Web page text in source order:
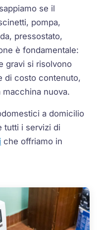
se il
pompa,
pressostato,
è fondamentale:
gravi si risolvono
di costo contenuto,
nuova.
a domicilio
tutti i servizi di
che offriamo in